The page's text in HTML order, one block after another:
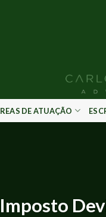
DE ATUAÇÃO